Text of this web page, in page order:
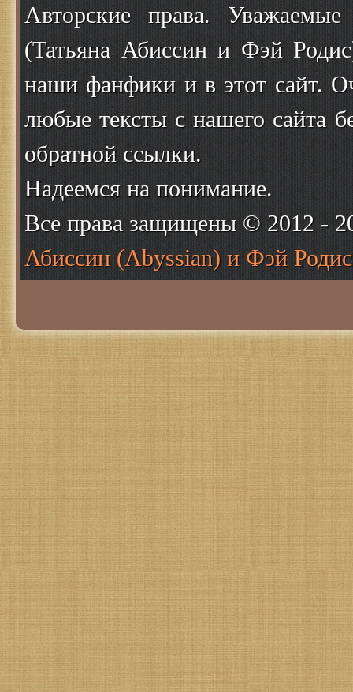
Авторские права.
(Татьяна Абиссин и Фэй
наши фанфики и в этот сайт.
любые тексты с нашего сайта
обратной ссылки.
Надеемся на понимание.
Все права защищены © 2012 -
Абиссин (Abyssian) и Фэй